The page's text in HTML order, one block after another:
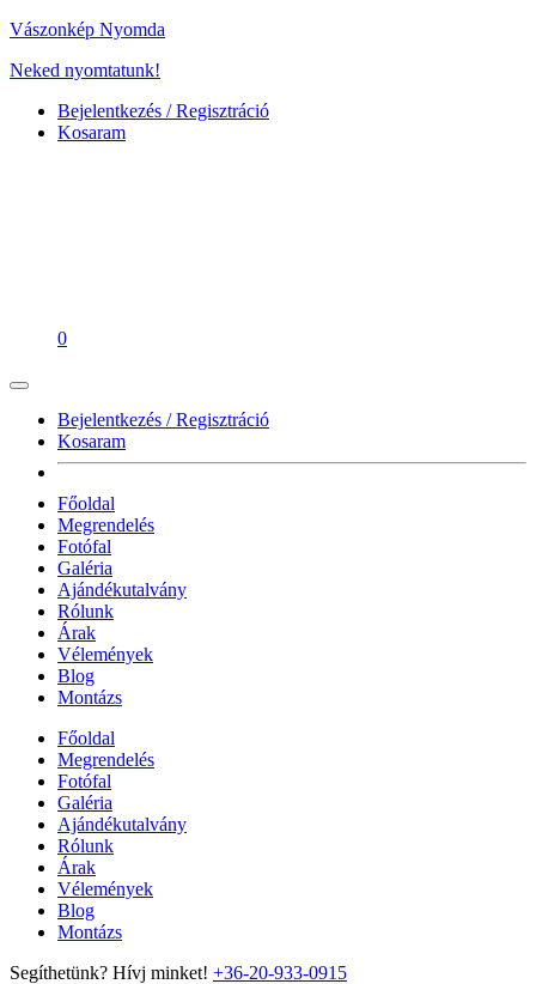
Vászonkép Nyomda
Neked nyomtatunk!
Bejelentkezés / Regisztráció
Kosaram
0
Bejelentkezés / Regisztráció
Kosaram
Főoldal
Megrendelés
Fotófal
Galéria
Ajándékutalvány
Rólunk
Árak
Vélemények
Blog
Montázs
Főoldal
Megrendelés
Fotófal
Galéria
Ajándékutalvány
Rólunk
Árak
Vélemények
Blog
Montázs
Segíthetünk? Hívj minket! +36-20-933-0915